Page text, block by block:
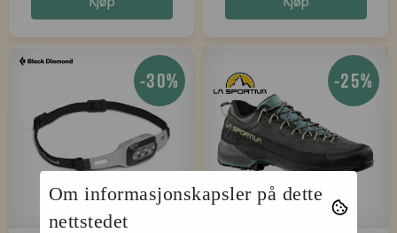
-30% -25%
Om informasjonskapsler på dette
nettstedet